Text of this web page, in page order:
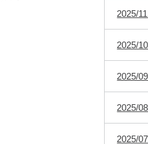
2025/
2025/
2025/
2025/
2025/